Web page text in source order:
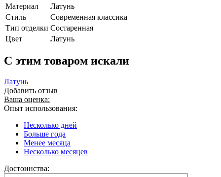
Материал
Латунь
Стиль
Современная классика
Тип отделки Состаренная
Цвет
Латунь
C этим товаром искали
Латунь
Добавить отзыв
Ваша оценка:
Опыт использования:
Несколько дней
Больше года
Менее месяца
Несколько месяцев
Достоинства: